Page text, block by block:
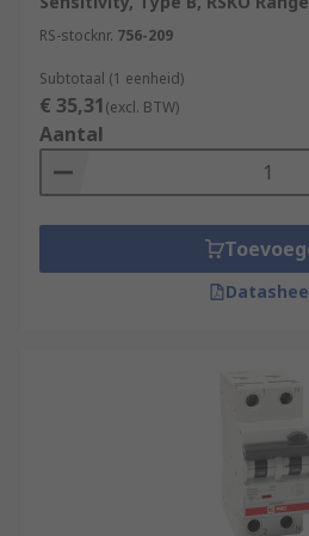
RS-stocknr. 756-209
Subtotaal (1 eenheid)
€ 35,31(excl. BTW)
Aantal